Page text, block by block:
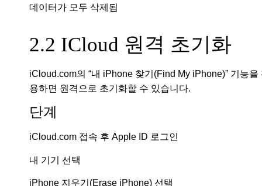
데이터가 모두 삭제됨
2.2 ICloud 원격 초기화
iCloud.com의 “내 iPhone 찾기(Find My iPhone)” 기능을
용하면 원격으로 초기화할 수 있습니다.
단계
iCloud.com 접속 후 Apple ID 로그인
내 기기 선택
iPhone 지우기(Erase iPhone) 선택